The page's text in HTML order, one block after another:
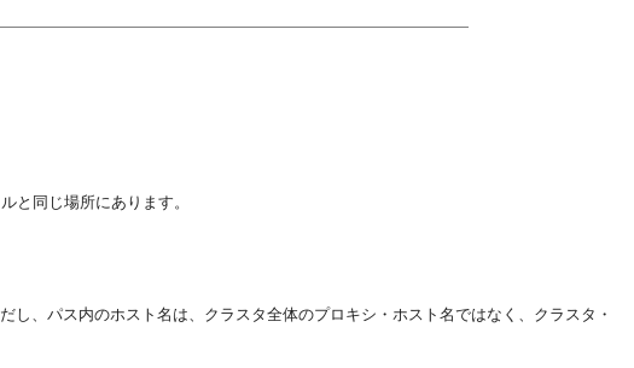
と同じ場所にあります。
し、パス内のホスト名は、クラスタ全体のプロキシ・ホスト名ではなく、クラスタ・